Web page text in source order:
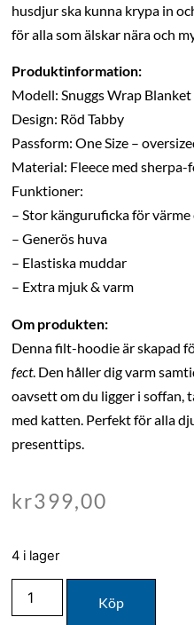
husdjur ska kunna krypa in
för alla som älskar nära och
Produktinformation:
Modell: Snuggs Wrap
Design: Röd Tabby
Passform: One Size –
Material: Fleece med sherpa-
Funktioner:
– Stor känguruficka för
– Generös huva
– Elastiska muddar
– Extra mjuk & varm
Om produkten:
Denna filt-hoodie är skapad
fect. Den håller dig varm
oavsett om du ligger i soffan,
med katten. Perfekt för alla
presenttips.
kr399,00
4 i lager
Köp